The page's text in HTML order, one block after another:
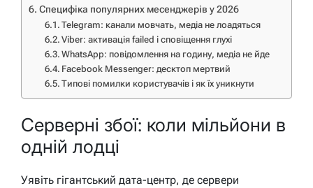
Специфіка популярних месенджерів у 2026
Telegram: канали мовчать, медіа не лоадяться
Viber: активація failed і сповіщення глухі
WhatsApp: повідомлення на годину, медіа не йде
Facebook Messenger: десктоп мертвий
Типові помилки користувачів і як їх уникнути
Серверні збої: коли мільйони в
одній лодці
Уявіть гігантський дата-центр, де сервери